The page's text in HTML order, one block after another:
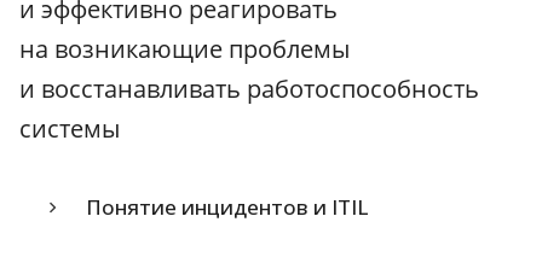
и эффективно реагировать
на возникающие проблемы
и восстанавливать работоспособность
системы
Понятие инцидентов и ITIL